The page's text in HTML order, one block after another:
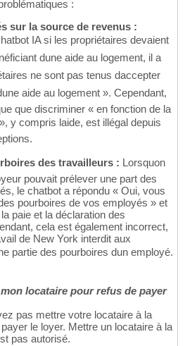
:
sur la source de revenus :
IA si les propriétaires devaient
dune aide au logement, il a
ne sont pas tenus daccepter
aide au logement ». Cependant,
que discriminer « en fonction de la
y compris laide, est illégal depuis
des travailleurs : Lorsquon
pouvait prélever une part des
le chatbot a répondu « Oui, vous
pourboires de vos employés » et
paie et la déclaration des
cela est également incorrect,
de New York interdit aux
partie des pourboires dun employé.
locataire pour refus de payer
pas mettre votre locataire à la
le loyer. Mettre un locataire à la
pas autorisé.